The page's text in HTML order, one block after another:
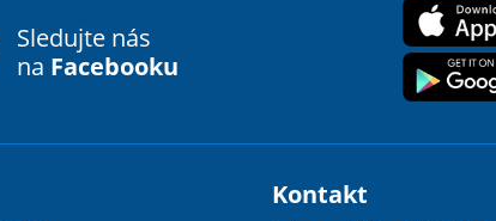
Sledujte nás
na Facebooku
Kontakt